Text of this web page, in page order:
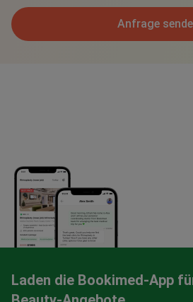
Anfrage
Laden die Bookimed-App